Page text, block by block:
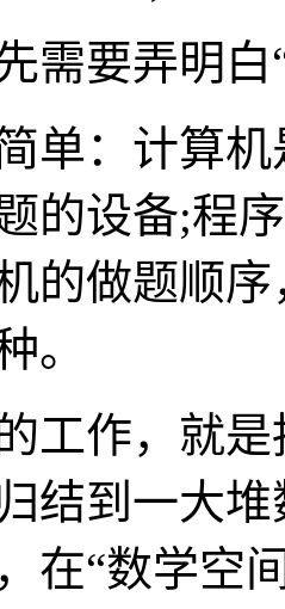
要弄明白“
：计算机
的设备;程
的做题顺
。
作，就是
结到一大
在“数学空